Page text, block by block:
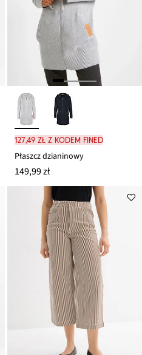
127,49 zł z kodem FINED
Płaszcz dzianinowy
149,99 zł